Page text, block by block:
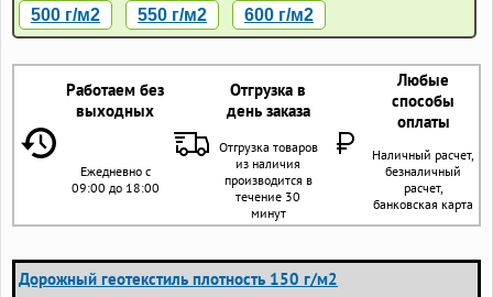
500 г/м2 550 г/м2 600 г/м2
Работаем без
выходных
Отгрузка в
день заказа
Любые
способы
оплаты
Ежедневно с
09:00 до 18:00
Отгрузка товаров
из наличия
производится в
течение 30
минут
Наличный расчет,
безналичный
расчет,
банковская карта
Дорожный геотекстиль плотность 150 г/м2